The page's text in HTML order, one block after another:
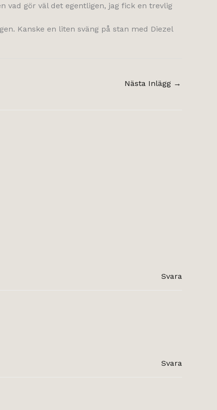
vad gör väl det egentligen, jag fick en trevlig
Kanske en liten sväng på stan med Diezel
Nästa Inlägg →
Svara
Svara